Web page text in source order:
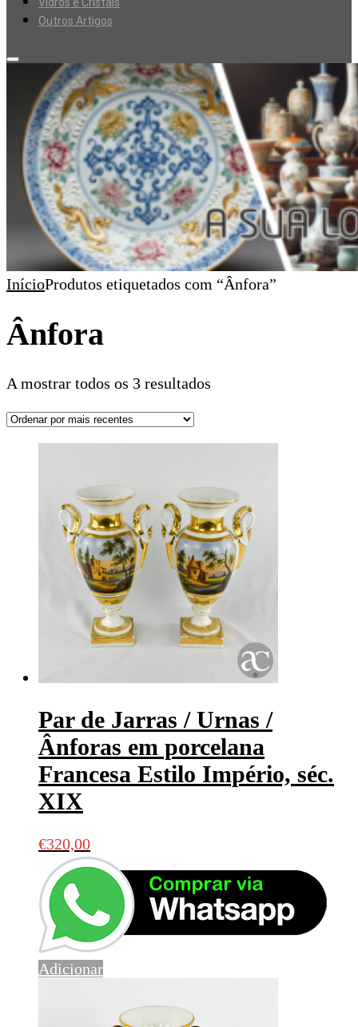
Outros Artigos
InícioProdutos etiquetados com “Ânfora”
Ânfora
A mostrar todos os 3 resultados
Par de Jarras / Urnas /
Ânforas em porcelana
Francesa Estilo Império, séc.
XIX
€320,00
Adicionar